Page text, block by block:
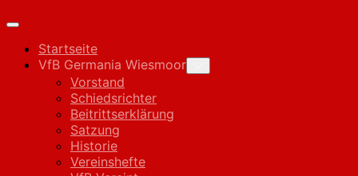
Expand
Startseite
VfB Germania Wiesmoor
Child
Vorstand
Schiedsrichter
Beitrittserklärung
Satzung
Historie
Vereinshefte